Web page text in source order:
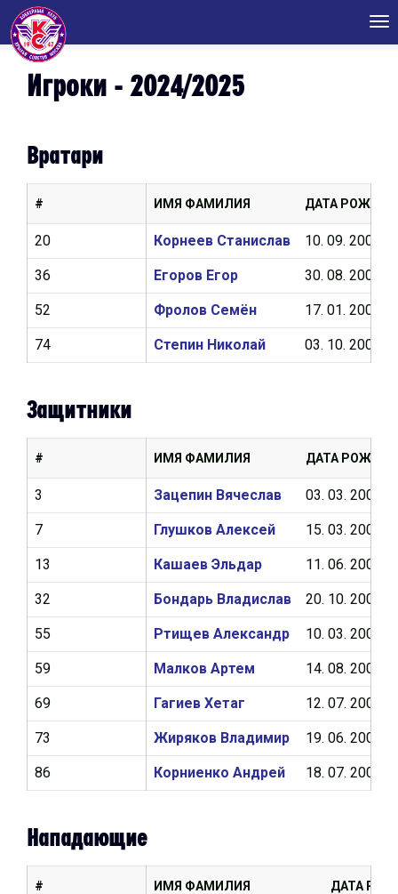
Игроки - 2024/2025
Вратари
ИМЯ ФАМИЛИЯ ДАТА
Корнеев Станислав 10. 09. 2005
Егоров Егор 30. 08. 2005
Фролов Семён 17. 01. 2007
Степин Николай 03. 10. 2007
#
20
36
52
74
Защитники
ИМЯ ФАМИЛИЯ ДАТА
Зацепин Вячеслав 03. 03. 2006
Глушков Алексей 15. 03. 2005
Кашаев Эльдар 11. 06. 2005
Бондарь Владислав 20. 10. 2006
Ртищев Александр 10. 03. 2005
Малков Артем 14. 08. 2005
Гагиев Хетаг 12. 07. 2006
Жиряков Владимир 19. 06. 2005
Корниенко Андрей 18. 07. 2006
#
3
7
13
32
55
59
69
73
86
Нападающие
ИМЯ ФАМИЛИЯ ДАТА
#